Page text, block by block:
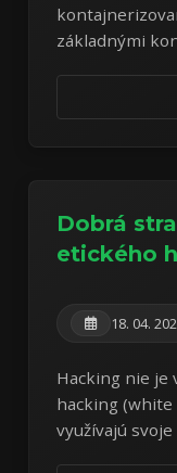
základnými
Dobrá
etického
18. 04.
Hacking nie je
hacking
využívajú